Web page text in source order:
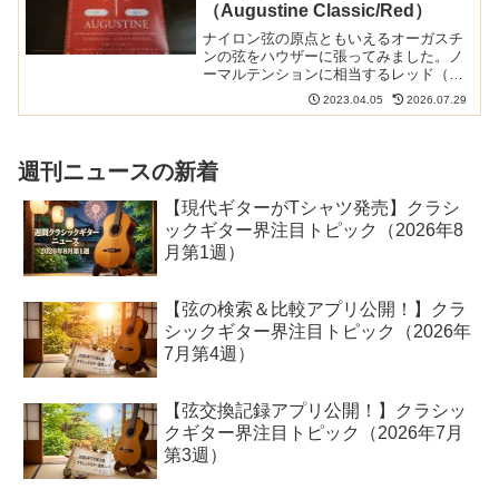
（Augustine Classic/Red）
ナイロン弦の原点ともいえるオーガスチ
ンの弦をハウザーに張ってみました。ノ
ーマルテンションに相当するレッド（い
わゆるオーガスチンの赤）です。昔よく
使っていたのですが、そのときの印象と
2023.04.05 2026.07.29
週刊ニュースの新着
【現代ギターがTシャツ発売】クラシ
ックギター界注目トピック（2026年8
月第1週）
【弦の検索＆比較アプリ公開！】クラ
シックギター界注目トピック（2026年
7月第4週）
【弦交換記録アプリ公開！】クラシッ
クギター界注目トピック（2026年7月
第3週）